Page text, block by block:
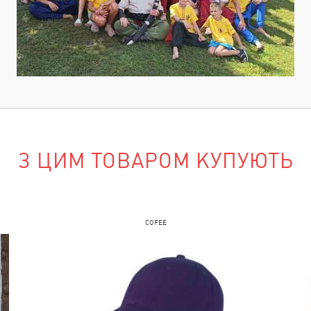
брендів, буде
для
і менеджер
немає в
натиснувши на
«Ваше
З ЦИМ ТОВАРОМ КУПУЮТЬ
COFEE